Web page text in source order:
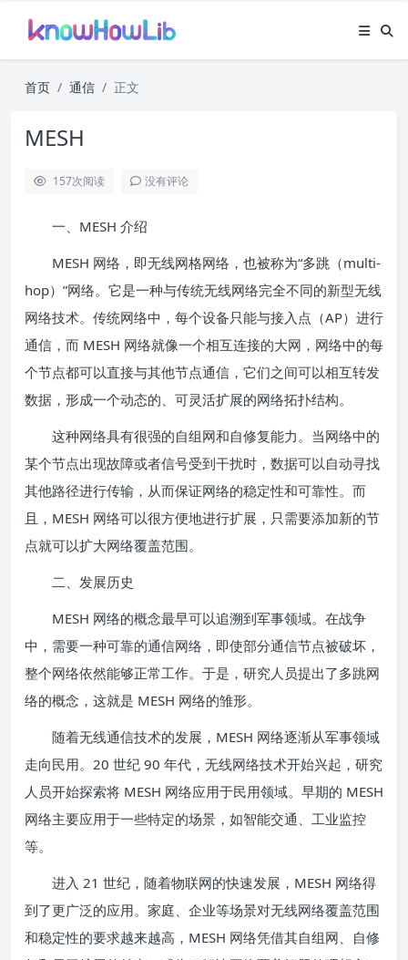
首页 通信 正文
MESH
157次阅读 没有评论
一、MESH 介绍
MESH 网络，即无线网格网络，也被称为“多跳（multi-
hop）”网络。它是一种与传统无线网络完全不同的新型无线
网络技术。传统网络中，每个设备只能与接入点（AP）进行
通信，而 MESH 网络就像一个相互连接的大网，网络中的每
个节点都可以直接与其他节点通信，它们之间可以相互转发
数据，形成一个动态的、可灵活扩展的网络拓扑结构。
这种网络具有很强的自组网和自修复能力。当网络中的
某个节点出现故障或者信号受到干扰时，数据可以自动寻找
其他路径进行传输，从而保证网络的稳定性和可靠性。而
且，MESH 网络可以很方便地进行扩展，只需要添加新的节
点就可以扩大网络覆盖范围。
二、发展历史
MESH 网络的概念最早可以追溯到军事领域。在战争
中，需要一种可靠的通信网络，即使部分通信节点被破坏，
整个网络依然能够正常工作。于是，研究人员提出了多跳网
络的概念，这就是 MESH 网络的雏形。
随着无线通信技术的发展，MESH 网络逐渐从军事领域
走向民用。20 世纪 90 年代，无线网络技术开始兴起，研究
人员开始探索将 MESH 网络应用于民用领域。早期的 MESH
网络主要应用于一些特定的场景，如智能交通、工业监控
等。
进入 21 世纪，随着物联网的快速发展，MESH 网络得
到了更广泛的应用。家庭、企业等场景对无线网络覆盖范围
和稳定性的要求越来越高，MESH 网络凭借其自组网、自修